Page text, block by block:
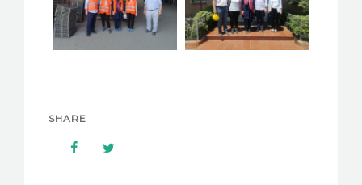
SHARE